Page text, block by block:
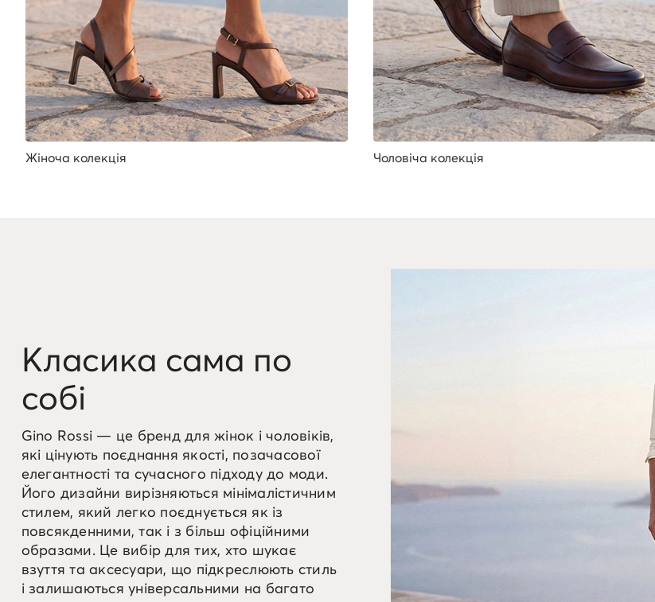
Жіноча колекція Чоловіча колекція
Класика сама по
собі
Gino Rossi — це бренд для жінок і чоловіків,
які цінують поєднання якості, позачасової
елегантності та сучасного підходу до моди.
Його дизайни вирізняються мінімалістичним
стилем, який легко поєднується як із
повсякденними, так і з більш офіційними
образами. Це вибір для тих, хто шукає
взуття та аксесуари, що підкреслюють стиль
і залишаються універсальними на багато